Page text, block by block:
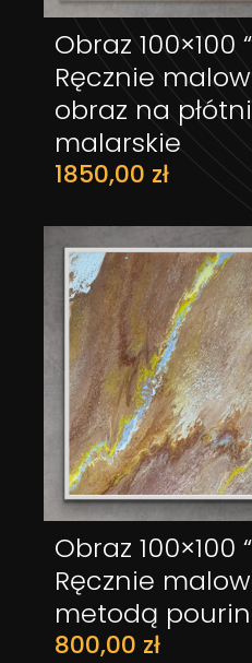
Obraz 100×100
Ręcznie
obraz na
malarskie
1850,00 zł
Obraz 100×100
Ręcznie
metodą
800,00 zł